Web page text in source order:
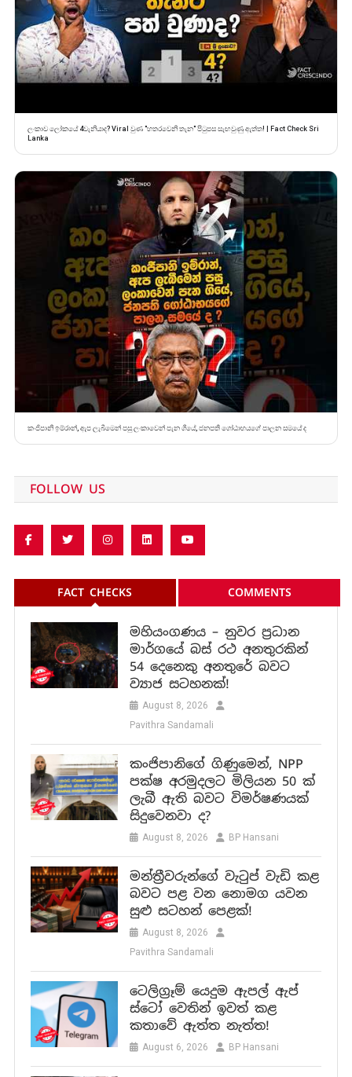
ලංකාව ලෝකයේ 4වැනියාද? Viral වුණ "හතරවෙනි තැන" පිටුපස සැඟවුණු ඇත්ත! | Fact Check Sri
Lanka
කංජිපානි ඉම්රාන්, ඇප ලැබීමෙන් පසු ලංකාවෙන් පැන ගියේ, ජනපති ගෝඨාභයගේ පාලන සමයේ ද
FOLLOW US
FACT CHECKS COMMENTS
මහියංගණය – නුවර ප්‍රධාන
මාර්ගයේ බස් රථ අනතුරකින්
54 දෙනෙකු අනතුරේ බවට
ව්‍යාජ සටහනක්!
August 8, 2026
Pavithra Sandamali
කංජිපානිගේ ගිණුමෙන්, NPP
පක්ෂ අරමුදලට මිලියන 50 ක්
ලැබී ඇති බවට විමර්ෂණයක්
සිදුවෙනවා ද?
August 8, 2026 BP Hansani
මන්ත්‍රීවරුන්ගේ වැටුප් වැඩි කළ
බවට පළ වන නොමග යවන
සුළු සටහන් පෙළක්!
August 8, 2026
Pavithra Sandamali
ටෙලිග්‍රෑම් යෙදුම ඇපල් ඇප්
ස්ටෝ වෙතින් ඉවත් කළ
කතාවේ ඇත්ත නැත්ත!
August 6, 2026 BP Hansani